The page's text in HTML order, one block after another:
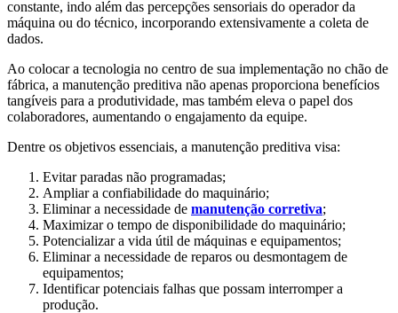
constante, indo além das percepções sensoriais do operador da
máquina ou do técnico, incorporando extensivamente a coleta de
dados.
Ao colocar a tecnologia no centro de sua implementação no chão de
fábrica, a manutenção preditiva não apenas proporciona benefícios
tangíveis para a produtividade, mas também eleva o papel dos
colaboradores, aumentando o engajamento da equipe.
Dentre os objetivos essenciais, a manutenção preditiva visa:
Evitar paradas não programadas;
Ampliar a confiabilidade do maquinário;
Eliminar a necessidade de manutenção corretiva;
Maximizar o tempo de disponibilidade do maquinário;
Potencializar a vida útil de máquinas e equipamentos;
Eliminar a necessidade de reparos ou desmontagem de
equipamentos;
Identificar potenciais falhas que possam interromper a
produção.